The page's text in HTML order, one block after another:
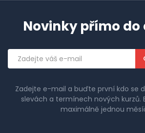
Novinky přímo
Emailová
adresa
Zadejte e-mail a buďte první kdo se
slevách a termínech nových kurzů.
maximálně jednou